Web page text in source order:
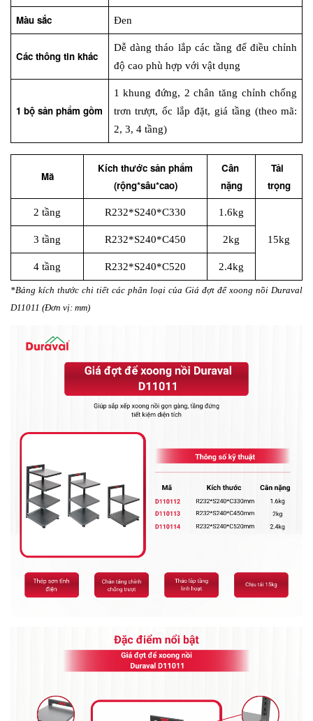
Màu sắc Đen
Các thông tin khác
Dễ dàng tháo lắp các tầng để điều chỉnh
độ cao phù hợp với vật dụng
1 bộ sản phẩm gồm
1 khung đứng, 2 chân tăng chỉnh chống
trơn trượt, ốc lắp đặt, giá tầng (theo mã:
2, 3, 4 tầng)
Mã
Kích thước sản phẩm
(rộng*sâu*cao)
Cân
nặng
Tải
trọng
2 tầng R232*S240*C330 1.6kg
15kg
3 tầng R232*S240*C450 2kg
4 tầng R232*S240*C520 2.4kg
*Bảng kích thước chi tiết các phân loại của Giá đợt để xoong nồi Duraval
D11011 (Đơn vị: mm)